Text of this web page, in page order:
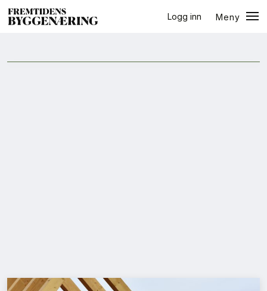
Logg inn
Meny
Bærekraft
halvår